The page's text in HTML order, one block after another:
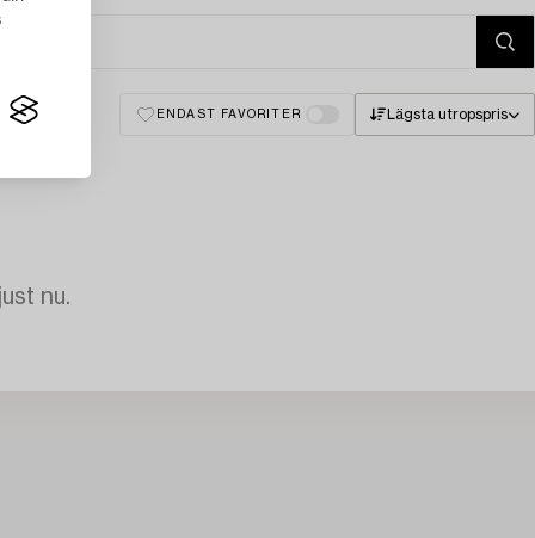
ENDAST FAVORITER Lägsta utropspris
nu.